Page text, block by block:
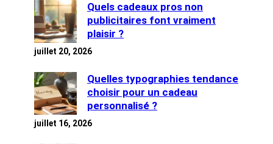
Quels cadeaux pros non
publicitaires font vraiment
plaisir ?
juillet 20, 2026
Quelles typographies tendance
choisir pour un cadeau
personnalisé ?
juillet 16, 2026